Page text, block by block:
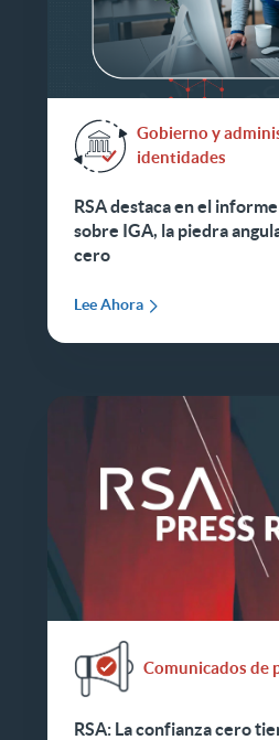
Gobierno y
identidades
RSA destaca en el
sobre IGA, la piedra
cero
Lee Ahora
Comunicados de
RSA: La confianza cero